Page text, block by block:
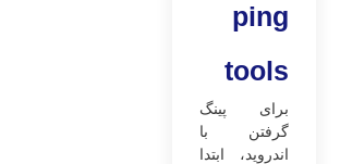
ping
tools
برای پینگ
گرفتن با
اندروید، ابتدا